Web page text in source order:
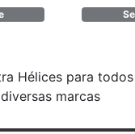
Hélices para
marcas